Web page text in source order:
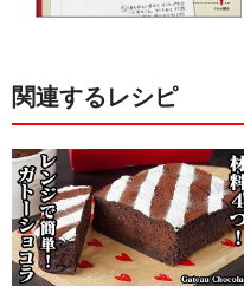
関連するレシピ